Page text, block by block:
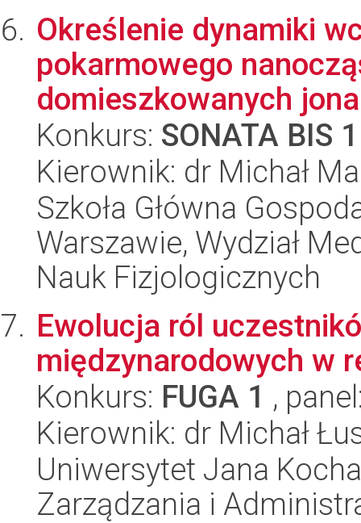
Określenie dynamiki
pokarmowego
domieszkowanych
Konkurs: SONATA BIS 1
Kierownik: dr Michał
Szkoła Główna
Warszawie, Wydział
Nauk Fizjologicznych
Ewolucja ról
międzynarodowych w
Konkurs: FUGA 1 ,
Kierownik: dr Michał
Uniwersytet Jana
Zarządzania i